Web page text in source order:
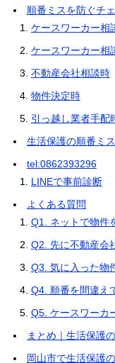
順番ミスを防ぐチ
ケースワーカー相
ケースワーカー相
不動産会社相談時
物件決定時
引っ越し業者手配
生活保護の順番ミ
tel:0862393296
LINEで事前診断
よくある質問
Q1. ネットで物件
Q2. 先に不動産会
Q3. 気に入った物
Q4. 順番を間違え
Q5. ケースワーカ
まとめ｜生活保護
岡山市で生活保護